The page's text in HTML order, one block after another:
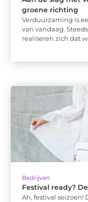
groene richting
Verduurzaming is
van vandaag.
realiseren zich dat
Bedrijven
Festival ready?
Ah, festival seizoen!